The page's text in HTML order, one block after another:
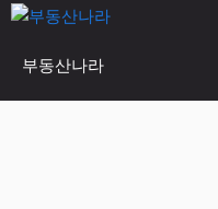
Skip
content
부동산나라